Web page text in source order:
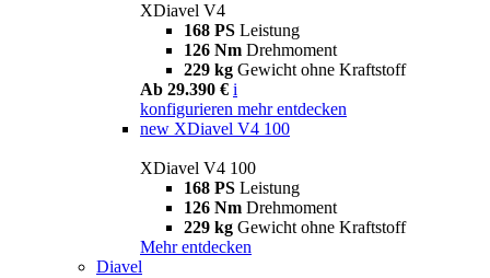
XDiavel V4
168 PS Leistung
126 Nm Drehmoment
229 kg Gewicht ohne Kraftstoff
Ab 29.390 € i
konfigurieren mehr entdecken
new XDiavel V4 100
XDiavel V4 100
168 PS Leistung
126 Nm Drehmoment
229 kg Gewicht ohne Kraftstoff
Mehr entdecken
Diavel